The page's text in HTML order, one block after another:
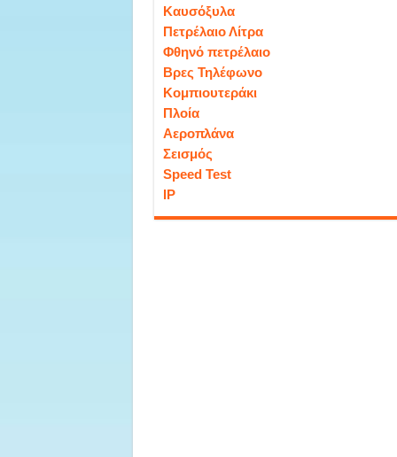
Καυσόξυλα
Πετρέλαιο Λίτρα
Φθηνό πετρέλαιο
Βρες Τηλέφωνο
Κομπιουτεράκι
Πλοία
Αεροπλάνα
Σεισμός
Speed Test
IP